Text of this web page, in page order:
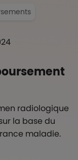
radiologique
la base du
maladie.